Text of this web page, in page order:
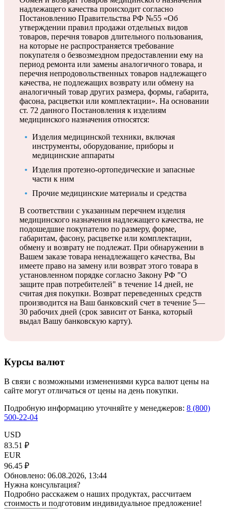
надлежащего качества происходит согласно
Постановлению Правительства РФ №55 «Об
утверждении правил продажи отдельных видов
товаров, перечня товаров длительного пользования,
на которые не распространяется требование
покупателя о безвозмездном предоставлении ему на
период ремонта или замены аналогичного товара, и
перечня непродовольственных товаров надлежащего
качества, не подлежащих возврату или обмену на
аналогичный товар других размера, формы, габарита,
фасона, расцветки или комплектации». На основании
ст. 72 данного Постановления к изделиям
медицинского назначения относятся:
Изделия медицинской техники, включая
инструменты, оборудование, приборы и
медицинские аппараты
Изделия протезно-ортопедические и запасные
части к ним
Прочие медицинские материалы и средства
В соответствии с указанным перечнем изделия
медицинского назначения надлежащего качества, не
подошедшие покупателю по размеру, форме,
габаритам, фасону, расцветке или комплектации,
обмену и возврату не подлежат. При обнаружении в
Вашем заказе товара ненадлежащего качества, Вы
имеете право на замену или возврат этого товара в
установленном порядке согласно Закону РФ "О
защите прав потребителей" в течение 14 дней, не
считая дня покупки. Возврат переведенных средств
производится на Ваш банковский счет в течение 5—
30 рабочих дней (срок зависит от Банка, который
выдал Вашу банковскую карту).
Курсы валют
В связи с возможными изменениями курса валют цены на
сайте могут отличаться от цены на день покупки.
Подробную информацию уточняйте у менеджеров: 8 (800)
500-22-04
USD
83.51 ₽
EUR
96.45 ₽
Обновлено: 06.08.2026, 13:44
Нужна консультация?
Подробно расскажем о наших продуктах, рассчитаем
стоимость и подготовим индивидуальное предложение!